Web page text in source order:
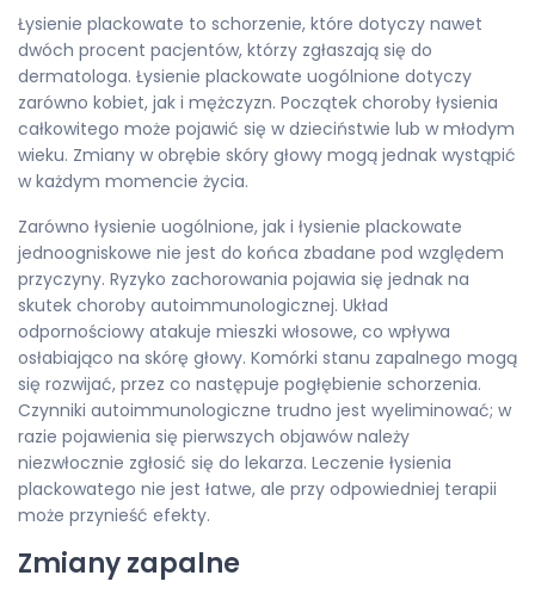
Łysienie plackowate to schorzenie, które dotyczy nawet
dwóch procent pacjentów, którzy zgłaszają się do
dermatologa. Łysienie plackowate uogólnione dotyczy
zarówno kobiet, jak i mężczyzn. Początek choroby łysienia
całkowitego może pojawić się w dzieciństwie lub w młodym
wieku. Zmiany w obrębie skóry głowy mogą jednak wystąpić
w każdym momencie życia.
Zarówno łysienie uogólnione, jak i łysienie plackowate
jednoogniskowe nie jest do końca zbadane pod względem
przyczyny. Ryzyko zachorowania pojawia się jednak na
skutek choroby autoimmunologicznej. Układ
odpornościowy atakuje mieszki włosowe, co wpływa
osłabiająco na skórę głowy. Komórki stanu zapalnego mogą
się rozwijać, przez co następuje pogłębienie schorzenia.
Czynniki autoimmunologiczne trudno jest wyeliminować; w
razie pojawienia się pierwszych objawów należy
niezwłocznie zgłosić się do lekarza. Leczenie łysienia
plackowatego nie jest łatwe, ale przy odpowiedniej terapii
może przynieść efekty.
Zmiany zapalne